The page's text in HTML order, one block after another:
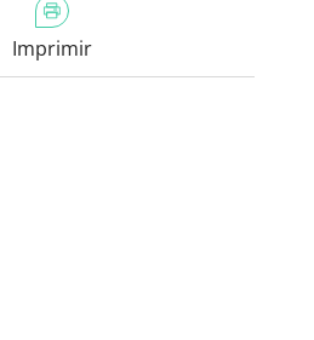
Imprimir